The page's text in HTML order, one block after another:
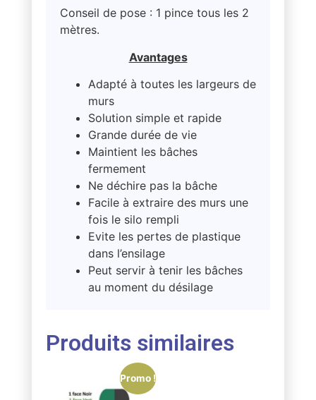
Conseil de pose : 1 pince tous les 2
mètres.
Avantages
Adapté à toutes les largeurs de
murs
Solution simple et rapide
Grande durée de vie
Maintient les bâches
fermement
Ne déchire pas la bâche
Facile à extraire des murs une
fois le silo rempli
Evite les pertes de plastique
dans l’ensilage
Peut servir à tenir les bâches
au moment du désilage
Produits similaires
Promo !